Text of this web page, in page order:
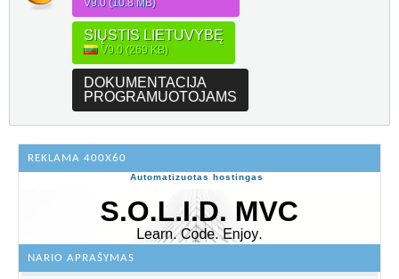
SIŲSTIS LIETUVYBĘ
V9.0 (269 KB)
DOKUMENTACIJA
PROGRAMUOTOJAMS
REKLAMA 400X60
Automatizuotas hostingas
NARIO APRAŠYMAS